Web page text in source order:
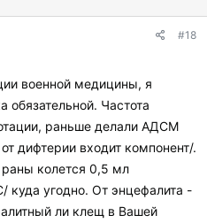
#18
военной медицины, я
обязательной. Частота
раньше делали АДСМ
дифтерии входит компонент/.
раны колется 0,5 мл
куда угодно. От энцефалита -
ли клещ в Вашей